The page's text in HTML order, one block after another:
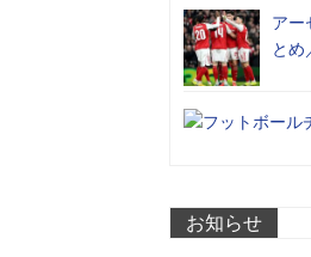
アー
とめ
お知らせ